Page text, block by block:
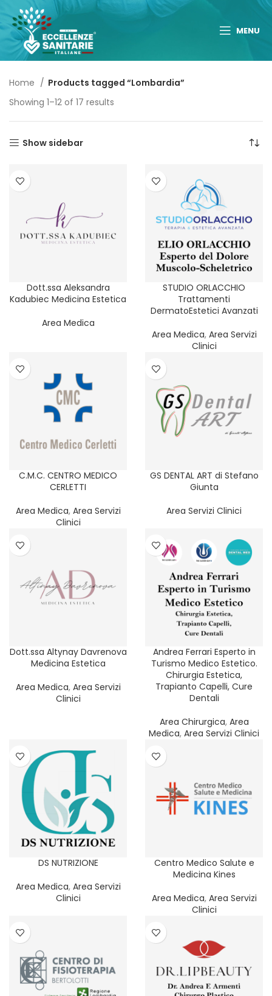
MENU
REGIONE
Home
Products tagged “Lombardia”
Showing 1–12 of 17 results
Show sidebar
Dott.ssa Aleksandra
Kadubiec Medicina Estetica
Area Medica
STUDIO ORLACCHIO
Trattamenti
DermatoEstetici Avanzati
Area Medica, Area Servizi
Clinici
C.M.C. CENTRO MEDICO
CERLETTI
Area Medica, Area Servizi
Clinici
GS DENTAL ART di Stefano
Giunta
Area Servizi Clinici
Dott.ssa Altynay Davrenova
Medicina Estetica
Area Medica, Area Servizi
Clinici
Andrea Ferrari Esperto in
Turismo Medico Estetico.
Chirurgia Estetica,
Trapianto Capelli, Cure
Dentali
Area Chirurgica, Area
Medica, Area Servizi Clinici
DS NUTRIZIONE
Area Medica, Area Servizi
Clinici
Centro Medico Salute e
Medicina Kines
Area Medica, Area Servizi
Clinici